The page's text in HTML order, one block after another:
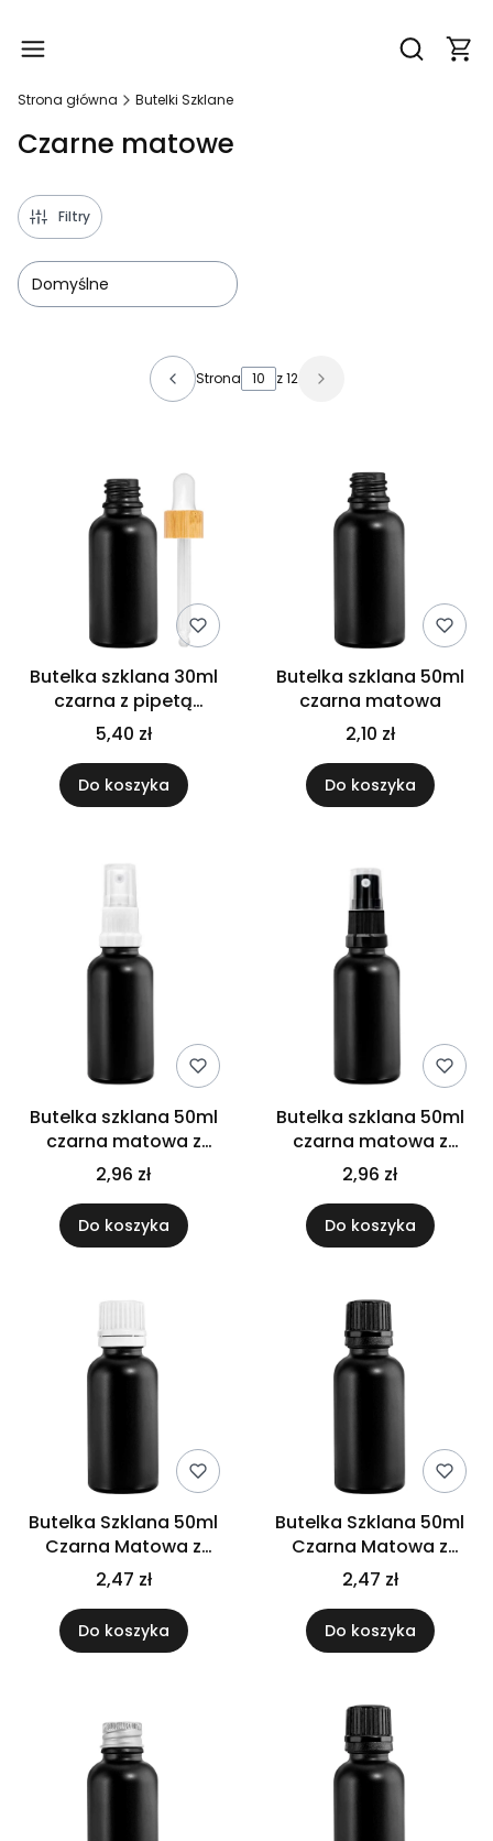
Otwórz
Strona główna Butelki Szklane
Czarne matowe
Filtry
Domyślne
Lista produktów
Strona z 12
Butelka szklana 30ml
czarna z pipetą
bambusową
5,40 zł
Do koszyka
Butelka szklana 50ml
czarna matowa
2,10 zł
Do koszyka
Butelka szklana 50ml
czarna matowa z
atomizerem białym
2,96 zł
Do koszyka
Butelka szklana 50ml
czarna matowa z
atomizerem czarnym
2,96 zł
Do koszyka
Butelka Szklana 50ml
Czarna Matowa z
kroplomierzem białym
2,47 zł
Do koszyka
Butelka Szklana 50ml
Czarna Matowa z
kroplomierzem
czarnym
2,47 zł
Do koszyka